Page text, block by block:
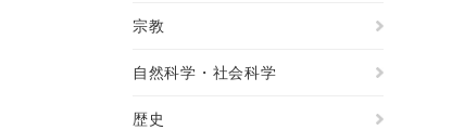
宗教
自然科学・社会科学
歴史